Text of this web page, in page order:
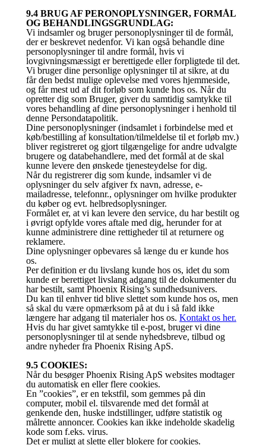
9.4 BRUG AF PERONOPLYSNINGER, FORMÅL
OG BEHANDLINGSGRUNDLAG:
Vi indsamler og bruger personoplysninger til de formål,
der er beskrevet nedenfor. Vi kan også behandle dine
personoplysninger til andre formål, hvis vi
lovgivningsmæssigt er berettigede eller forpligtede til det.
Vi bruger dine personlige oplysninger til at sikre, at du
får den bedst mulige oplevelse med vores hjemmeside,
og får mest ud af dit forløb som kunde hos os. Når du
opretter dig som Bruger, giver du samtidig samtykke til
vores behandling af dine personoplysninger i henhold til
denne Persondatapolitik.
Dine personoplysninger (indsamlet i forbindelse med et
køb/bestilling af konsultation/tilmeldelse til et forløb mv.)
bliver registreret og gjort tilgængelige for andre udvalgte
brugere og databehandlere, med det formål at de skal
kunne levere den ønskede tjenesteydelse for dig.
Når du registrerer dig som kunde, indsamler vi de
oplysninger du selv afgiver fx navn, adresse, e-
mailadresse, telefonnr., oplysninger om hvilke produkter
du køber og evt. helbredsoplysninger.
Formålet er, at vi kan levere den service, du har bestilt og
i øvrigt opfylde vores aftale med dig, herunder for at
kunne administrere dine rettigheder til at returnere og
reklamere.
Dine oplysninger opbevares så længe du er kunde hos
os.
Per definition er du livslang kunde hos os, idet du som
kunde er berettiget livslang adgang til de dokumenter du
har bestilt, samt Phoenix Rising’s sundhedsunivers.
Du kan til enhver tid blive slettet som kunde hos os, men
så skal du være opmærksom på at du i så fald ikke
længere har adgang til materialer hos os. Kontakt os her.
Hvis du har givet samtykke til e-post, bruger vi dine
personoplysninger til at sende nyhedsbreve, tilbud og
andre nyheder fra Phoenix Rising ApS.
9.5 COOKIES:
Når du besøger Phoenix Rising ApS websites modtager
du automatisk en eller flere cookies.
En ”cookies”, er en tekstfil, som gemmes på din
computer, mobil el. tilsvarende med det formål at
genkende den, huske indstillinger, udføre statistik og
målrette annoncer. Cookies kan ikke indeholde skadelig
kode som f.eks. virus.
Det er muligt at slette eller blokere for cookies.